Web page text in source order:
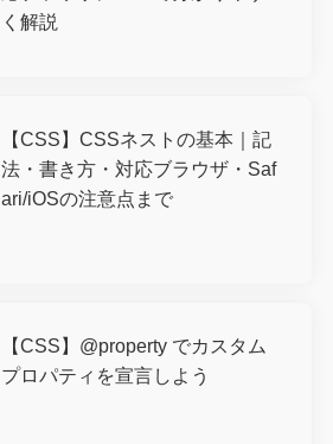
く解説
【CSS】CSSネストの基本｜記
法・書き方・対応ブラウザ・Saf
ari/iOSの注意点まで
【CSS】@property でカスタム
プロパティを宣言しよう